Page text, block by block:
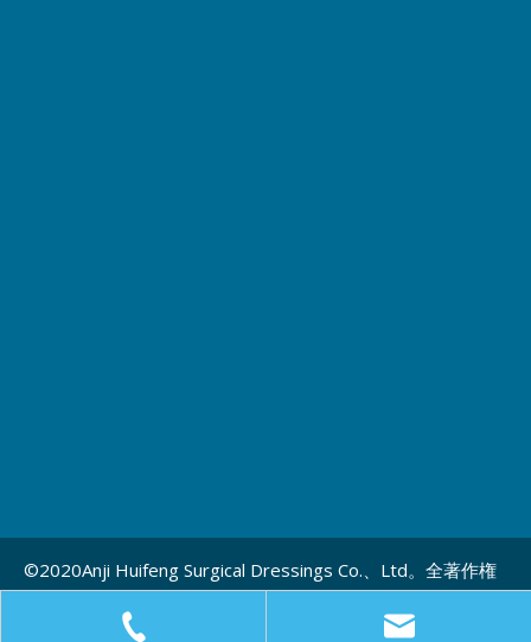
©2020Anji Huifeng Surgical Dressings Co.、Ltd。全著作権